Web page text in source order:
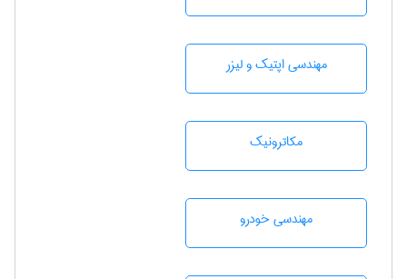
مهندسی اپتیک و لیزر
مکاترونیک
مهندسی خودرو